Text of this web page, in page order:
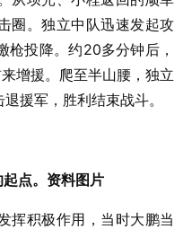
圈。独立中队迅速发起攻
枪投降。约20多分钟后，
增援。爬至半山腰，独立
援军，胜利结束战斗。
点。资料图片
积极作用，当时大鹏当